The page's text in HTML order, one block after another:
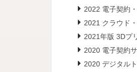
2022 電子契約
2021 クラウド
2021年版 3Dプ
2020 電子契約
2020 デジタル